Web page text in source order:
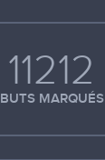
11212
BUTS MARQUÉS